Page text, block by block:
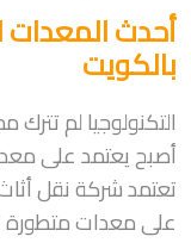
أحدث
بالكويت
التكنولوجيا لم
أصبح يعتمد على
تعتمد شركة نقل
على معدات متطورة